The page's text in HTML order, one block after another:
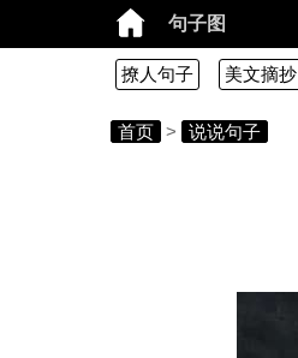
句子图
撩人句子 美文摘抄
首页 > 说说句子